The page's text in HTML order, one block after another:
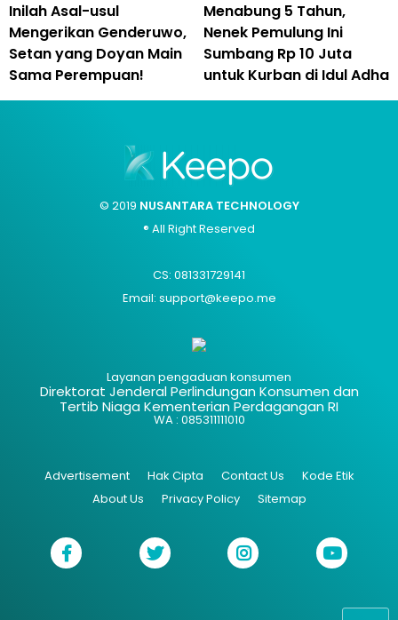
Inilah Asal-usul
Mengerikan Genderuwo,
Setan yang Doyan Main
Sama Perempuan!
Menabung 5 Tahun,
Nenek Pemulung Ini
Sumbang Rp 10 Juta
untuk Kurban di Idul Adha
© 2019 NUSANTARA TECHNOLOGY
® All Right Reserved
CS: 081331729141
Email: support@keepo.me
Layanan pengaduan konsumen
Direktorat Jenderal Perlindungan Konsumen dan
Tertib Niaga Kementerian Perdagangan RI
WA : 085311111010
Advertisement Hak Cipta Contact Us
Kode Etik
About Us
Privacy Policy Sitemap